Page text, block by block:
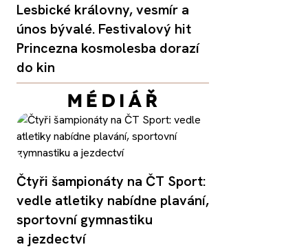
Lesbické královny, vesmír a
únos bývalé. Festivalový hit
Princezna kosmolesba dorazí
do kin
Čtyři šampionáty na ČT Sport:
vedle atletiky nabídne plavání,
sportovní gymnastiku
a jezdectví